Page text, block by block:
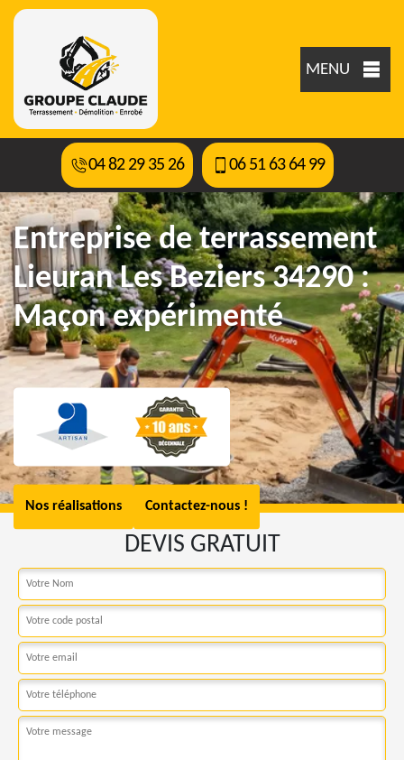
MENU
04 82 29 35 26 06 51 63 64 99
Entreprise de terrassement
Lieuran Les Beziers 34290 :
Maçon expérimenté
Nos réalisations Contactez-nous !
DEVIS GRATUIT